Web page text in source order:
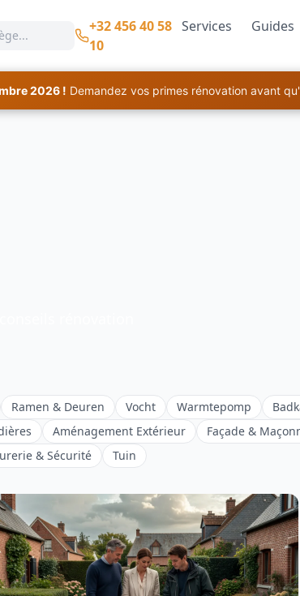
+32 456 40 58
10
Services Guides
2026 ! Demandez vos primes rénovation avant
Ramen & Deuren Vocht Warmtepomp
Aménagement Extérieur Façade &
& Sécurité Tuin